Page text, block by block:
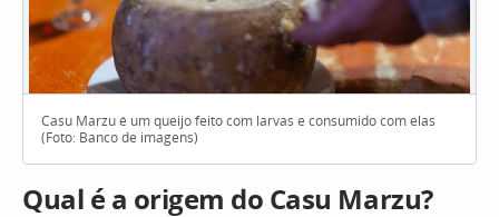
Casu Marzu é um queijo feito com larvas e consumido com elas
(Foto: Banco de imagens)
Qual é a origem do Casu Marzu?